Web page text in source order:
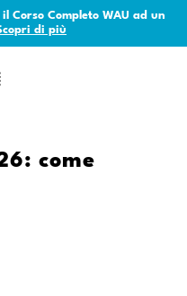
Corso Completo WAU ad un
di più
come